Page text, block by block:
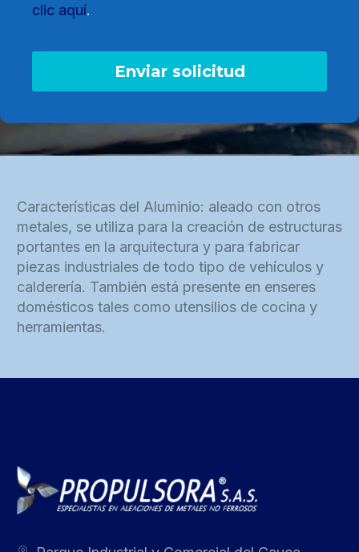
clic aquí.
Características del Aluminio: aleado con otros
metales, se utiliza para la creación de estructuras
portantes en la arquitectura y para fabricar
piezas industriales de todo tipo de vehículos y
calderería. También está presente en enseres
domésticos tales como utensilios de cocina y
herramientas.